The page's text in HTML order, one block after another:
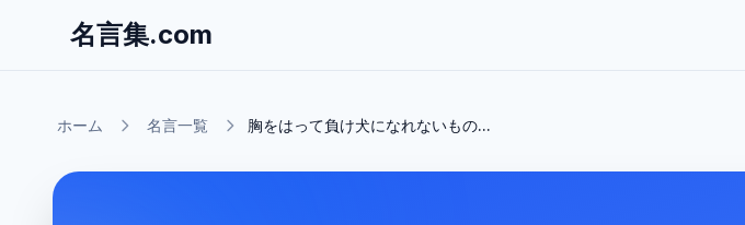
名言集.com
ホーム 名言一覧 胸をはって負け犬になれないもの...